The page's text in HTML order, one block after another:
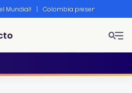
Mundial! | Colombia presente en